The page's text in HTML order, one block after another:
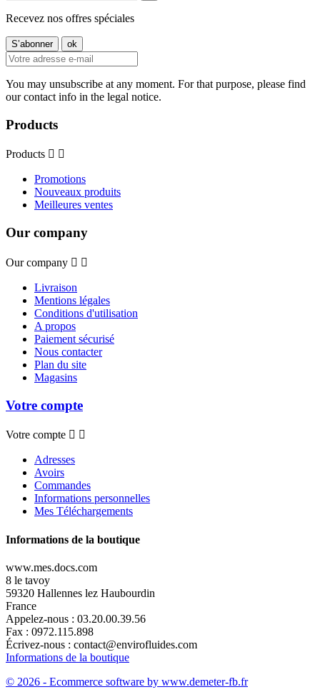
Recevez nos offres spéciales
You may unsubscribe at any moment. For that purpose, please find
our contact info in the legal notice.
Products
Products  
Promotions
Nouveaux produits
Meilleures ventes
Our company
Our company  
Livraison
Mentions légales
Conditions d'utilisation
A propos
Paiement sécurisé
Nous contacter
Plan du site
Magasins
Votre compte
Votre compte  
Adresses
Avoirs
Commandes
Informations personnelles
Mes Téléchargements
Informations de la boutique
www.mes.docs.com
8 le tavoy
59320 Hallennes lez Haubourdin
France
Appelez-nous : 03.20.00.39.56
Fax : 0972.115.898
Écrivez-nous : contact@envirofluides.com
Informations de la boutique
© 2026 - Ecommerce software by www.demeter-fb.fr